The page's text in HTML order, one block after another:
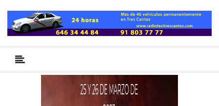
primario